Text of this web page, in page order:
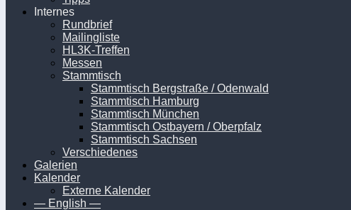
Internes
Rundbrief
Mailingliste
HL3K-Treffen
Messen
Stammtisch
Stammtisch Bergstraße / Odenwald
Stammtisch Hamburg
Stammtisch München
Stammtisch Ostbayern / Oberpfalz
Stammtisch Sachsen
Verschiedenes
Galerien
Kalender
Externe Kalender
— English —